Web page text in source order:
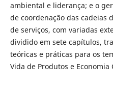
ambiental e liderança; e o
de coordenação das cadeias
de serviços, com variadas
dividido em sete capítulos,
teóricas e práticas para os
Vida de Produtos e Economia